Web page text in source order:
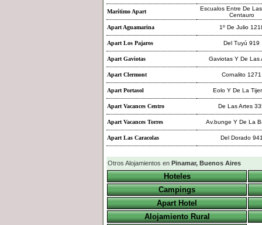
Marítimo Apart
Escualos Entre De
Centauro
Apart Aguamarina
1º De Julio
Apart Los Pajaros Del Tuyú 919
Apart Gaviotas Gaviotas Y De Las
Apart Clermont Cornalito 1271
Apart Portasol Eolo Y De La
Apart Vacances Centro De Las Artes
Apart Vacances Torres Av.bunge Y De La
Apart Las Caracolas Del Dorado
Otros Alojamientos en Pinamar, Buenos Aires
Hoteles
Campings
Apart Hotel
Alojamiento Rural